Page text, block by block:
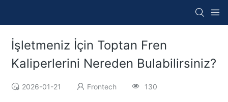
İşletmeniz İçin Toptan Fren
Kaliperlerini Nereden Bulabilirsiniz?
2026-01-21 Frontech 130